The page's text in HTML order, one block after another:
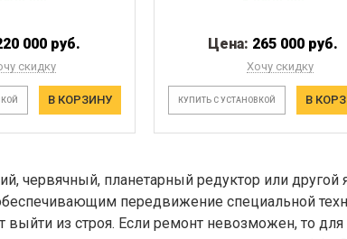
000 руб.
скидку
В КОРЗИНУ
Цена: 265 000 руб.
Хочу скидку
КУПИТЬ С УСТАНОВКОЙ В
червячный, планетарный редуктор или
передвижение специальной
выйти из строя. Если ремонт невозможен, то